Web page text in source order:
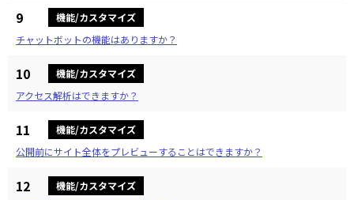
9
機能/カスタマイズ
チャットボットの機能はありますか？
10
機能/カスタマイズ
アクセス解析はできますか？
11
機能/カスタマイズ
公開前にサイト全体をプレビューすることはできますか？
12
機能/カスタマイズ